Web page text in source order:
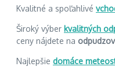
Kvalitné a spoľahlivé
Široký výber kvalitných
ceny nájdete na
Najlepšie domáce